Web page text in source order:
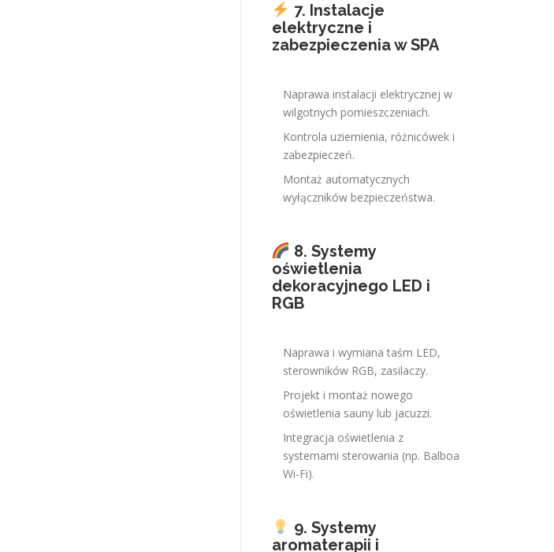
7. Instalacje
elektryczne i
zabezpieczenia w SPA
Naprawa instalacji elektrycznej w
wilgotnych pomieszczeniach.
Kontrola uziemienia, różnicówek i
zabezpieczeń.
Montaż automatycznych
wyłączników bezpieczeństwa.
8. Systemy
oświetlenia
dekoracyjnego LED i
RGB
Naprawa i wymiana taśm LED,
sterowników RGB, zasilaczy.
Projekt i montaż nowego
oświetlenia sauny lub jacuzzi.
Integracja oświetlenia z
systemami sterowania (np. Balboa
Wi-Fi).
9. Systemy
aromaterapii i